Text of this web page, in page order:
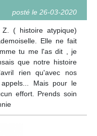
posté le 26-03-2020
( histoire atypique)
Elle ne fait
tu me l'as dit , je
que notre histoire
rien qu'avec nos
Mais pour le
effort. Prends soin